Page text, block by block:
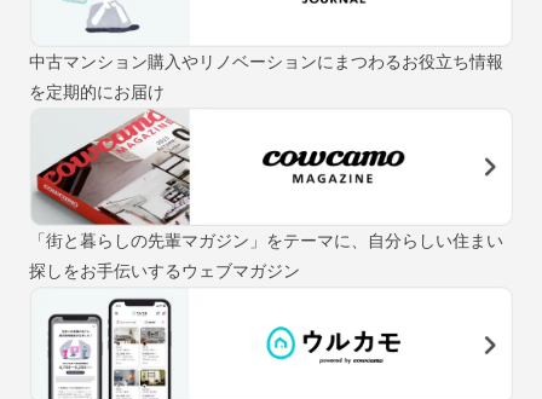
中古マンション購入やリノベーションにまつわるお役立ち情報
を定期的にお届け
「街と暮らしの先輩マガジン」をテーマに、自分らしい住まい
探しをお手伝いするウェブマガジン